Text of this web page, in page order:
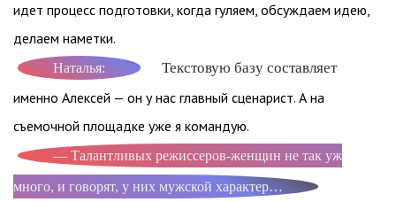
идет процесс подготовки, когда гуляем, обсуждаем идею,
делаем наметки.
Наталья: Текстовую базу составляет
именно Алексей — он у нас главный сценарист. А на
съемочной площадке уже я командую.
— Талантливых режиссеров-женщин не так уж
много, и говорят, у них мужской характер…